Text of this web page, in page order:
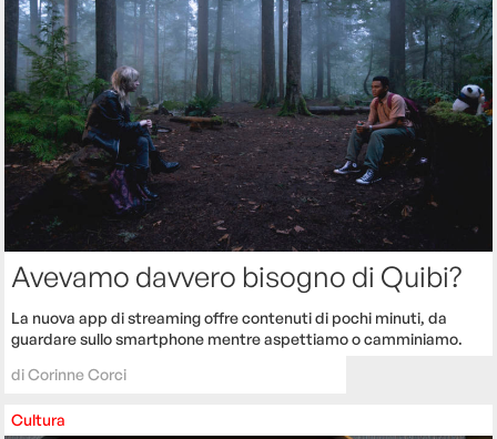
Avevamo davvero bisogno di Quibi?
La nuova app di streaming offre contenuti di pochi minuti, da
guardare sullo smartphone mentre aspettiamo o camminiamo.
diCorinne Corci
Cultura